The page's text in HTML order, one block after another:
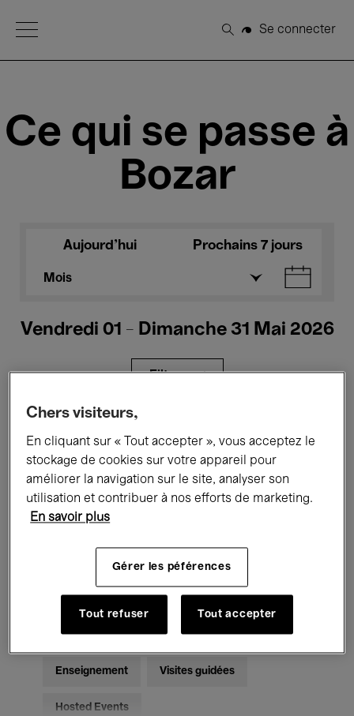
Open Menu
Rechercher
Se connecter
Ce qui se passe à
Bozar
Aujourd'hui Prochains 7 jours
Mois
Vendredi 01 - Dimanche 31 Mai 2026
Filtres
Expositions Films Performances
Rencontres & Débats Jazz
Musique électronique
Pour tous Kids’ Palace
Enseignement Visites guidées
Hosted Events
Chers visiteurs,
En cliquant sur « Tout accepter », vous acceptez le
stockage de cookies sur votre appareil pour
améliorer la navigation sur le site, analyser son
utilisation et contribuer à nos efforts de marketing.
En savoir plus
Gérer les péférences
Tout refuser Tout accepter